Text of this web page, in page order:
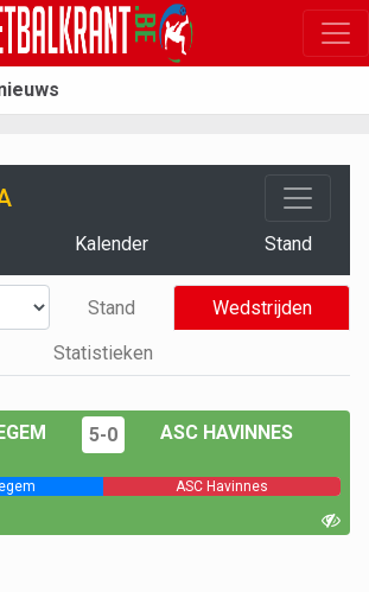
Kalender Stand
Stand
Wedstrijden
Statistieken
5-0 ASC HAVINNES
ASC Havinnes